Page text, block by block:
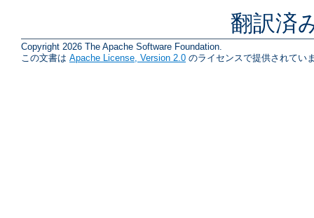
翻訳済
Copyright 2026 The Apache Software Foundation.
この文書は Apache License, Version 2.0 のライセンスで提供されてい